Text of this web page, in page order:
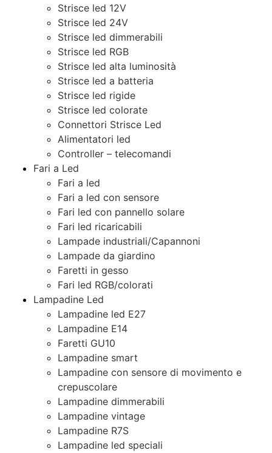
Strisce led 12V
Strisce led 24V
Strisce led dimmerabili
Strisce led RGB
Strisce led alta luminosità
Strisce led a batteria
Strisce led rigide
Strisce led colorate
Connettori Strisce Led
Alimentatori led
Controller – telecomandi
Fari a Led
Fari a led
Fari a led con sensore
Fari led con pannello solare
Fari led ricaricabili
Lampade industriali/Capannoni
Lampade da giardino
Faretti in gesso
Fari led RGB/colorati
Lampadine Led
Lampadine led E27
Lampadine E14
Faretti GU10
Lampadine smart
Lampadine con sensore di movimento e
crepuscolare
Lampadine dimmerabili
Lampadine vintage
Lampadine R7S
Lampadine led speciali